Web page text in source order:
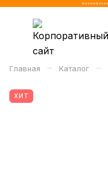
Главная – Каталог –
ХИТ